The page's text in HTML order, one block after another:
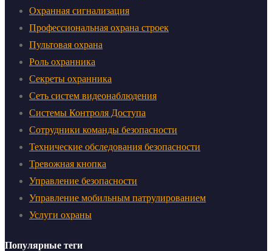
Охранная сигнализация
Профессиональная охрана строек
Пультовая охрана
Роль охранника
Секреты охранника
Сеть систем видеонаблюдения
Системы Контроля Доступа
Сотрудники команды безопасности
Технические обследования безопасности
Тревожная кнопка
Управление безопасности
Управление мобильным патрулированием
Услуги охраны
Популярные теги